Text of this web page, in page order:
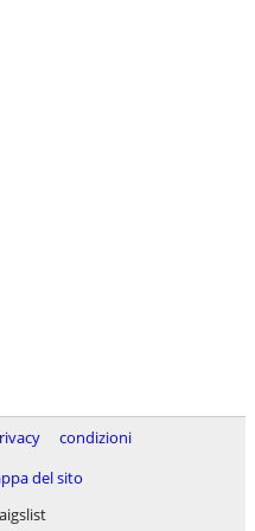
condizioni
del sito